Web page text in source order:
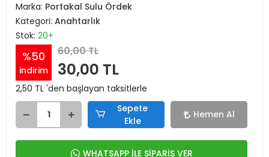
Marka: Portakal Sulu Ördek
Kategori: Anahtarlık
Stok: 20+
%50
indirim
60,00 TL
30,00 TL
2,50 TL 'den başlayan taksitlerle
Sepete
Ekle
Hemen Al
WHATSAPP İLE SİPARİŞ VER